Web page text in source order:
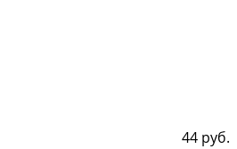
44 руб.